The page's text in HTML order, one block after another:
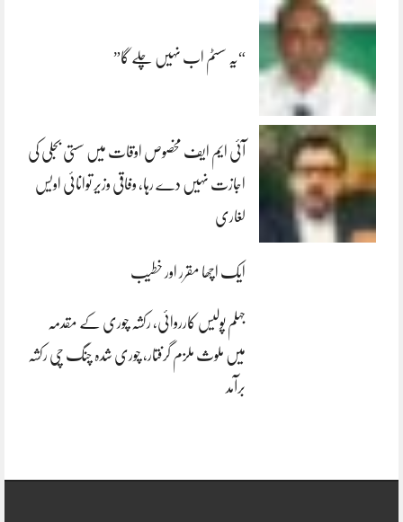
“یہ سسٹم اب نہیں چلے گا”
آئی ایم ایف مخصوص اوقات میں سستی بجلی کی
اجازت نہیں دے رہا، وفاقی وزیر توانائی اویس
لغاری
ایک اچھا مقرر اور خطیب
جہلم پولیس کارروائی، رکشہ چوری کے مقدمہ
میں ملوث ملزم گرفتار، چوری شدہ چنگ چی رکشہ
برآمد